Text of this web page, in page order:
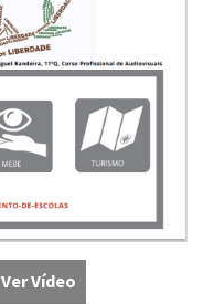
Ver Vídeo